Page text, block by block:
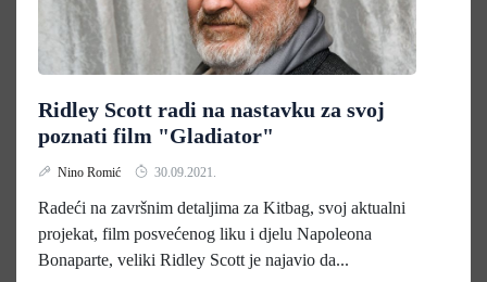
Ridley Scott radi na nastavku za svoj
poznati film "Gladiator"
Nino Romić 30.09.2021.
Radeći na završnim detaljima za Kitbag, svoj aktualni
projekat, film posvećenog liku i djelu Napoleona
Bonaparte, veliki Ridley Scott je najavio da...